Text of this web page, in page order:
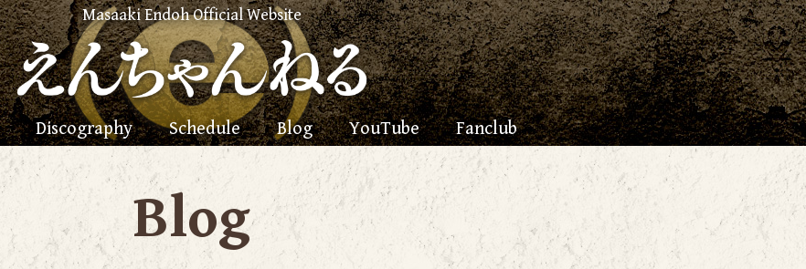
Masaaki Endoh Official Website
Discography Schedule Blog YouTube Fanclub
Blog